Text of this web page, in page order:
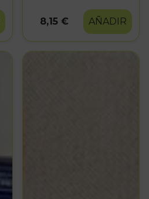
8,15 € AÑADIR